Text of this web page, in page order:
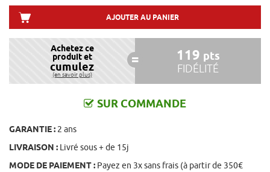
AJOUTER AU PANIER
Achetez ce
produit et
cumulez
(en savoir plus)
119 pts
FIDÉLITÉ
SUR COMMANDE
GARANTIE : 2 ans
LIVRAISON : Livré sous + de 15j
MODE DE PAIEMENT : Payez en 3x sans frais (à partir de 350€